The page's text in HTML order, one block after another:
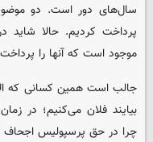
سال‌های دور است. دو
پرداخت کردیم. حالا شاید
موجود است که آنها را
جالب است همین کسانی که
بیایند فلان می‌کنیم؛ در
چرا در حق پرسپولیس اجحاف